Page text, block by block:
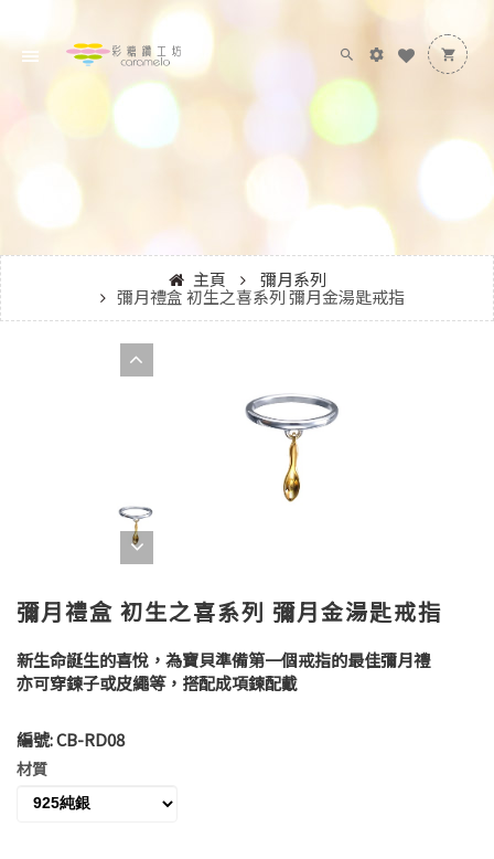
主頁 彌月系列
彌月禮盒 初生之喜系列 彌月金湯匙戒指
彌月禮盒 初生之喜系列 彌月金湯匙戒指
新生命誕生的喜悅，為寶貝準備第一個戒指的最佳彌月禮
亦可穿鍊子或皮繩等，搭配成項鍊配戴
編號:CB-RD08
材質